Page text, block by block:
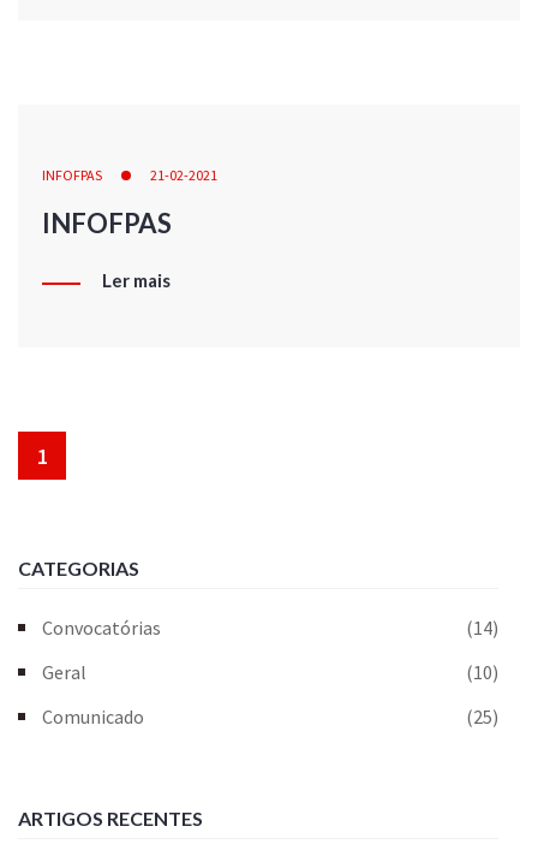
INFOFPAS 21-02-2021
INFOFPAS
Ler mais
1
CATEGORIAS
Convocatórias
(14)
Geral
(10)
Comunicado
(25)
ARTIGOS RECENTES